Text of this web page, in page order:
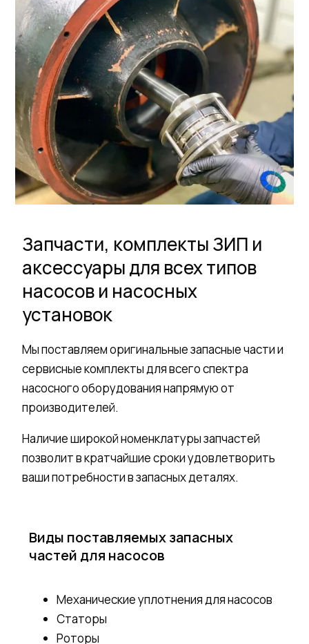
Запчасти, комплекты ЗИП и
аксессуары для всех типов
насосов и насосных
установок
Мы поставляем оригинальные запасные части и
сервисные комплекты для всего спектра
насосного оборудования напрямую от
производителей.
Наличие широкой номенклатуры запчастей
позволит в кратчайшие сроки удовлетворить
ваши потребности в запасных деталях.
Виды поставляемых запасных
частей для насосов
Механические уплотнения для насосов
Статоры
Роторы